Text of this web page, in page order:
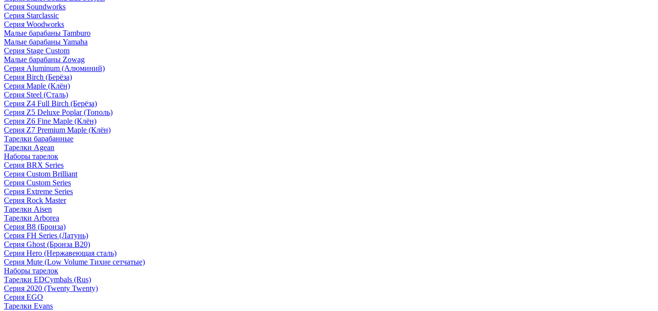
Серия Soundworks
Серия Starclassic
Серия Woodworks
Малые барабаны Tamburo
Малые барабаны Yamaha
Серия Stage Custom
Малые барабаны Zowag
Серия Aluminum (Алюминий)
Серия Birch (Берёза)
Серия Maple (Клён)
Серия Steel (Сталь)
Серия Z4 Full Birch (Берёза)
Серия Z5 Deluxe Poplar (Тополь)
Серия Z6 Fine Maple (Клён)
Серия Z7 Premium Maple (Клён)
Тарелки барабанные
Тарелки Agean
Наборы тарелок
Серия BRX Series
Серия Custom Brilliant
Серия Custom Series
Серия Extreme Series
Серия Rock Master
Тарелки Aisen
Тарелки Arborea
Серия B8 (Бронза)
Серия FH Series (Латунь)
Серия Ghost (Бронза B20)
Серия Hero (Нержавеющая сталь)
Серия Mute (Low Volume Тихие сетчатые)
Наборы тарелок
Тарелки EDCymbals (Rus)
Серия 2020 (Twenty Twenty)
Серия EGO
Тарелки Evans